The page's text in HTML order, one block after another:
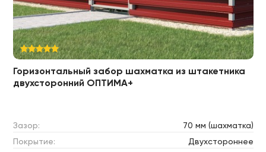
Горизонтальный забор шахматка из штакетника
двухсторонний ОПТИМА+
Зазор:
70 мм (шахматка)
Покрытие:
Двухстороннее